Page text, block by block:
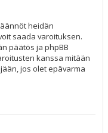
heidän
saada varoituksen.
päätös ja phpBB
kanssa mitään
jos olet epävarma